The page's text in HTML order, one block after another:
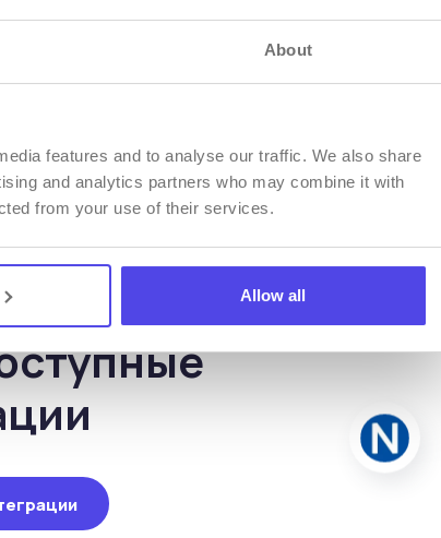
About
features and to analyse our traffic. We also share
and analytics partners who may combine it with
from your use of their services.
Allow all